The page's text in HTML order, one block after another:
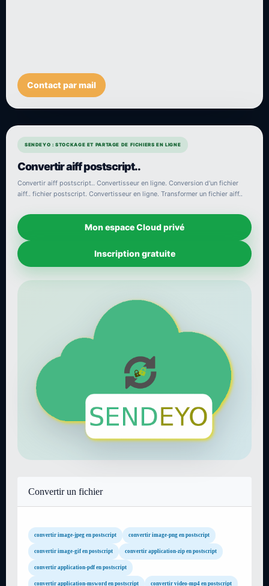
Contact par mail
SENDEYO : STOCKAGE ET PARTAGE DE FICHIERS EN LIGNE
Convertir aiff postscript..
Convertir aiff postscript.. Convertisseur en ligne. Conversion d'un fichier
aiff.. fichier postscript. Convertisseur en ligne. Transformer un fichier aiff..
Mon espace Cloud privé
Inscription gratuite
Convertir un fichier
convertir image-jpeg en postscript convertir image-png en postscript
convertir image-gif en postscript convertir application-zip en postscript
convertir application-pdf en postscript
convertir application-msword en postscript convertir video-mp4 en postscript